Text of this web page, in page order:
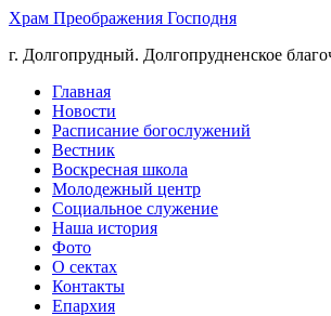
Храм Преображения Господня
г. Долгопрудный. Долгопрудненское
Главная
Новости
Расписание богослужений
Вестник
Воскресная школа
Молодежный центр
Социальное служение
Наша история
Фото
О сектах
Контакты
Епархия